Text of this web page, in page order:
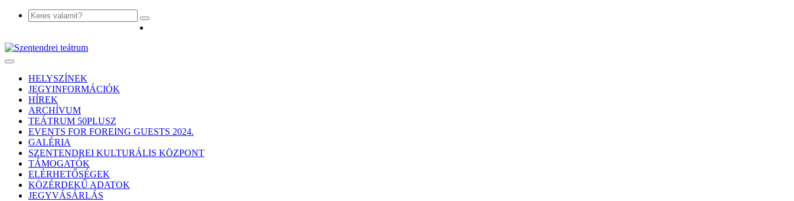
Toggle
navigationHELYSZÍNEK
JEGYINFORMÁCIÓK
HÍREK
ARCHÍVUM
TEÁTRUM 50PLUSZ
EVENTS FOR FOREING GUESTS 2024.
GALÉRIA
SZENTENDREI KULTURÁLIS KÖZPONT
TÁMOGATÓK
ELÉRHETŐSÉGEK
KÖZÉRDEKŰ ADATOK
JEGYVÁSÁRLÁS